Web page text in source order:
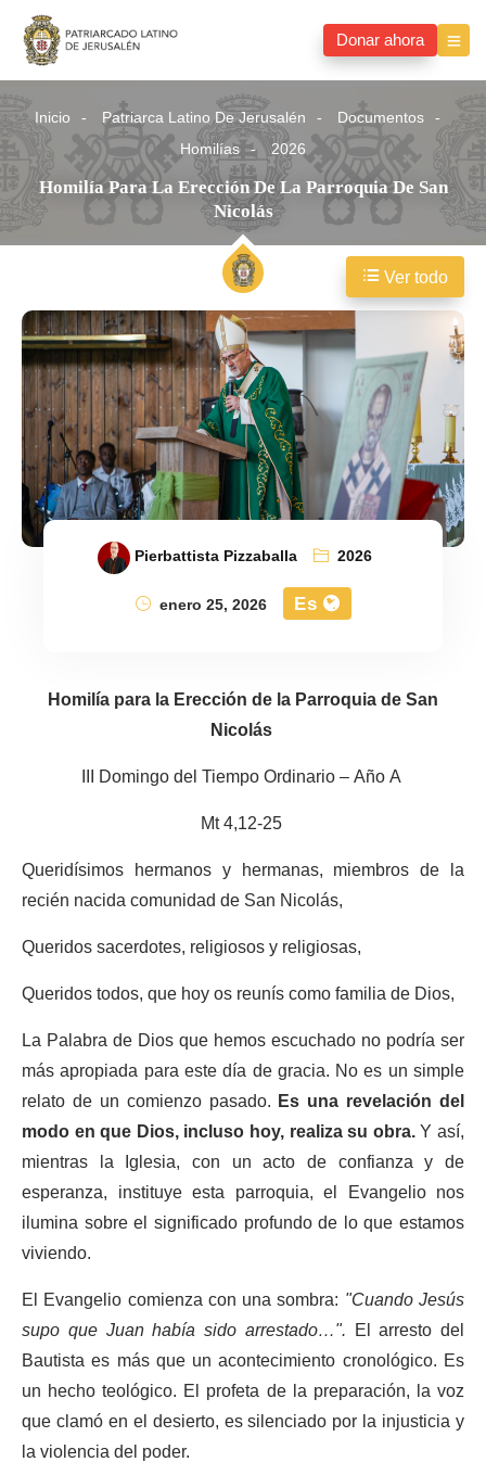
Donar ahora
Inicio Patriarca Latino De Jerusalén
Documentos
Homilías
2026
Homilía Para La Erección De La Parroquia De San
Nicolás
Pierbattista Pizzaballa
2026
enero 25, 2026
Es
Homilía para la Erección de la Parroquia de San
Nicolás
III Domingo del Tiempo Ordinario – Año A
Mt 4,12-25
Queridísimos hermanos y hermanas, miembros de la
recién nacida comunidad de San Nicolás,
Queridos sacerdotes, religiosos y religiosas,
Queridos todos, que hoy os reunís como familia de Dios,
La Palabra de Dios que hemos escuchado no podría ser
más apropiada para este día de gracia. No es un simple
relato de un comienzo pasado. Es una revelación del
modo en que Dios, incluso hoy, realiza su obra.Y así,
mientras la Iglesia, con un acto de confianza y de
esperanza, instituye esta parroquia, el Evangelio nos
ilumina sobre el significado profundo de lo que estamos
viviendo.
El Evangelio comienza con una sombra: "Cuando Jesús
supo que Juan había sido arrestado…". El arresto del
Bautista es más que un acontecimiento cronológico. Es
un hecho teológico. El profeta de la preparación, la voz
que clamó en el desierto, es silenciado por la injusticia y
la violencia del poder.
Ver todo